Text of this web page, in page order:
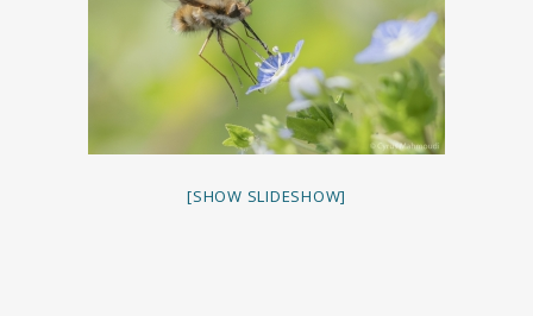
[SHOW SLIDESHOW]